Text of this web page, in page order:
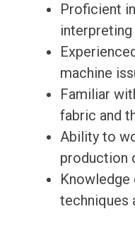
Proficient
machine
Familiar
fabric and
Ability to
production
techniques